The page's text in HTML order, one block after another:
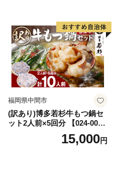
福岡県中間市
(訳あり)博多若杉牛もつ鍋セ
ット2人前×5回分 【024-002
15,000円